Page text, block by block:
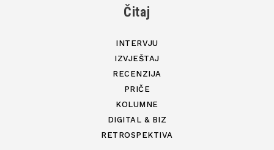
Čitaj
INTERVJU
IZVJEŠTAJ
RECENZIJA
PRIČE
KOLUMNE
DIGITAL & BIZ
RETROSPEKTIVA